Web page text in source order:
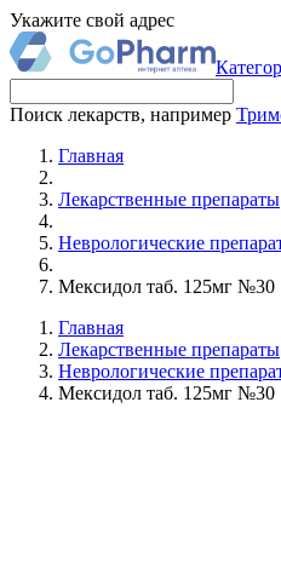
Укажите свой адрес
Поиск лекарств, например
Главная
Лекарственные препараты
Неврологические
Мексидол таб. 125мг №30
Главная
Лекарственные препараты
Неврологические
Мексидол таб. 125мг №30